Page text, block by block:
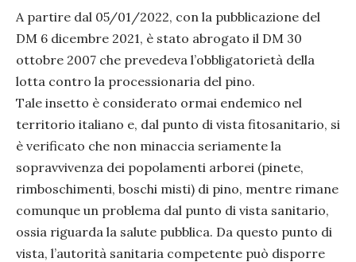
A partire dal 05/01/2022, con la pubblicazione del
DM 6 dicembre 2021, è stato abrogato il DM 30
ottobre 2007 che prevedeva l’obbligatorietà della
lotta contro la processionaria del pino.
Tale insetto è considerato ormai endemico nel
territorio italiano e, dal punto di vista fitosanitario, si
è verificato che non minaccia seriamente la
sopravvivenza dei popolamenti arborei (pinete,
rimboschimenti, boschi misti) di pino, mentre rimane
comunque un problema dal punto di vista sanitario,
ossia riguarda la salute pubblica. Da questo punto di
vista, l’autorità sanitaria competente può disporre